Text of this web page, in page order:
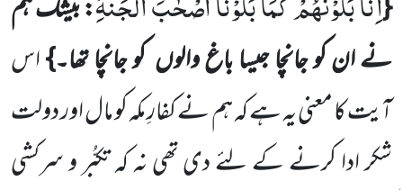
{
: بیشک ہم
نے ان کو جانچا جیسا باغ والوں کو جانچا تھا۔}اس
آیت کا معنی یہ ہے کہ ہم نے کفارِ مکہ کو مال اور دولت
شکر ادا کرنے کے لئے دی تھی نہ کہ تکبُّر و سرکشی